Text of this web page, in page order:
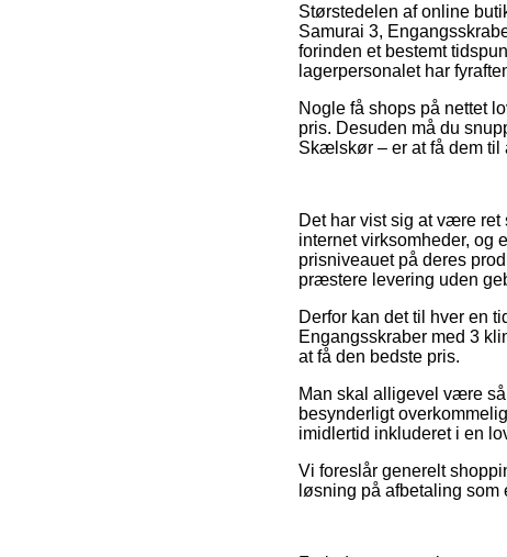
Størstedelen af online
Samurai 3,
forinden et bestemt
lagerpersonalet har
Nogle få shops på nettet
pris. Desuden må du
Skælskør – er at få dem til
Det har vist sig at være
internet virksomheder, og
prisniveauet på deres
præstere levering uden
Derfor kan det til hver en
Engangsskraber med 3
at få den bedste pris.
Man skal alligevel være
besynderligt
imidlertid inkluderet i en
Vi foreslår generelt
løsning på afbetaling